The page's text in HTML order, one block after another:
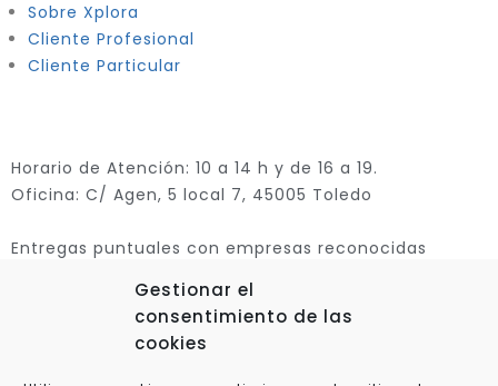
Gestionar el
consentimiento de las
cookies
Sobre Xplora
Cliente Profesional
Cliente Particular
Horario de Atención: 10 a 14 h y de 16 a 19.
Oficina: C/ Agen, 5 local 7, 45005 Toledo
Entregas puntuales con empresas reconocidas